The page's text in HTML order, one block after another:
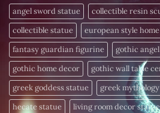
晓〉
中
频
率
疗
愈
〉
中
–
为
您
的
细
胞
注
入
活
力〉
中
angel sword statue
collectible resin
collectible statue
european style
fantasy guardian figurine
gothic
gothic home decor
gothic wall table
greek goddess statue
greek
hecate statue
living room decor statue